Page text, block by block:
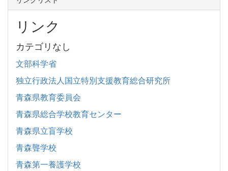
リンク
カテゴリなし
文部科学省
独立行政法人国立特別支援教育総合研究所
青森県教育委員会
青森県総合学校教育センター
青森県立盲学校
青森聾学校
青森第一養護学校